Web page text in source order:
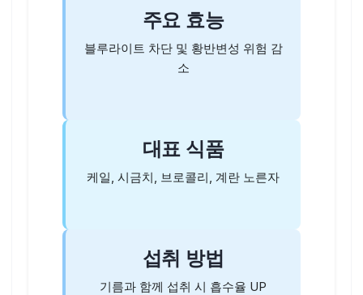
주요 효능
블루라이트 차단 및 황반변성 위험 감
소
대표 식품
케일, 시금치, 브로콜리, 계란 노른자
섭취 방법
기름과 함께 섭취 시 흡수율 UP